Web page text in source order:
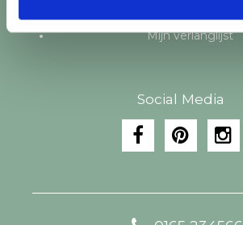
Mijn verlanglijst
Social Media